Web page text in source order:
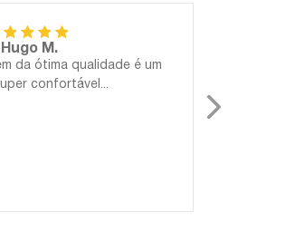
Hugo M.
da ótima qualidade é um
confortável...